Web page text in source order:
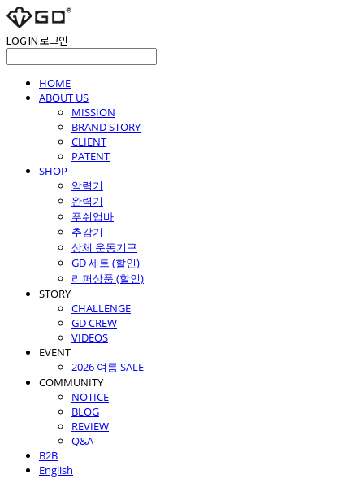
LOG IN로그인
HOME
ABOUT US
MISSION
BRAND STORY
CLIENT
PATENT
SHOP
악력기
완력기
푸쉬업바
추감기
상체 운동기구
GD 세트 (할인)
리퍼상품 (할인)
STORY
CHALLENGE
GD CREW
VIDEOS
EVENT
2026 여름 SALE
COMMUNITY
NOTICE
BLOG
REVIEW
Q&A
B2B
English